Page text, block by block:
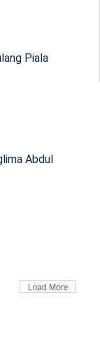
libatkan 123
Piala
Abdul